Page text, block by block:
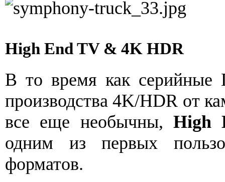
High End TV & 4K HDR
В то время как
производства 4K/HDR от
все еще необычны, High
одним из первых
форматов.